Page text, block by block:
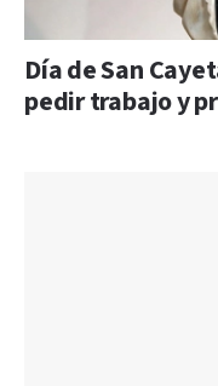
Día de San
pedir trabajo y